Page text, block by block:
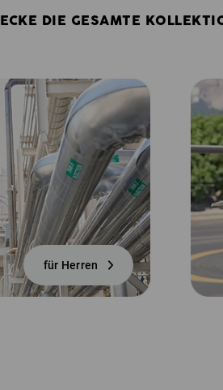
DIE GESAMTE
für Herren